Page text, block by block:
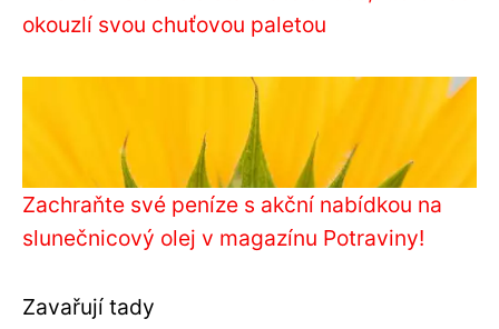
okouzlí svou chuťovou paletou
Zachraňte své peníze s akční nabídkou na
slunečnicový olej v magazínu Potraviny!
Zavařují tady